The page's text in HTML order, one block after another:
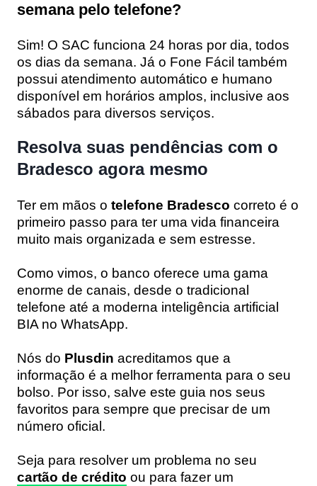
semana pelo telefone?
Sim! O SAC funciona 24 horas por dia, todos
os dias da semana. Já o Fone Fácil também
possui atendimento automático e humano
disponível em horários amplos, inclusive aos
sábados para diversos serviços.
Resolva suas pendências com o
Bradesco agora mesmo
Ter em mãos o telefone Bradesco correto é o
primeiro passo para ter uma vida financeira
muito mais organizada e sem estresse.
Como vimos, o banco oferece uma gama
enorme de canais, desde o tradicional
telefone até a moderna inteligência artificial
BIA no WhatsApp.
Nós do Plusdin acreditamos que a
informação é a melhor ferramenta para o seu
bolso. Por isso, salve este guia nos seus
favoritos para sempre que precisar de um
número oficial.
Seja para resolver um problema no seu
cartão de crédito ou para fazer um